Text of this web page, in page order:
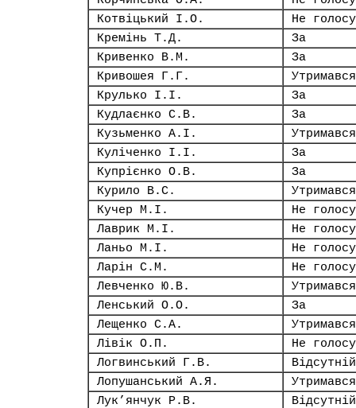
Котвіцький І.О.
Не
Кремінь Т.Д.
За
Кривенко В.М.
За
Кривошея Г.Г.
Утримався
Крулько І.І.
За
Кудлаєнко С.В.
За
Кузьменко А.І.
Утримався
Куліченко І.І.
За
Купрієнко О.В.
За
Курило В.С.
Утримався
Кучер М.І.
Не
Лаврик М.І.
Не
Ланьо М.І.
Не
Ларін С.М.
Не
Левченко Ю.В.
Утримався
Ленський О.О.
За
Лещенко С.А.
Утримався
Лівік О.П.
Не
Логвинський Г.В.
Відсутній
Лопушанський А.Я.
Утримався
Лук’янчук Р.В.
Відсутній